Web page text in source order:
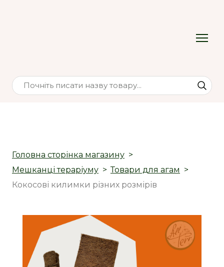
Головна сторінка магазину
Мешканці тераріуму
Товари для агам
Кокосові килимки різних розмірів